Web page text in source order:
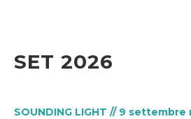
SET 2026
SOUNDING LIGHT // 9